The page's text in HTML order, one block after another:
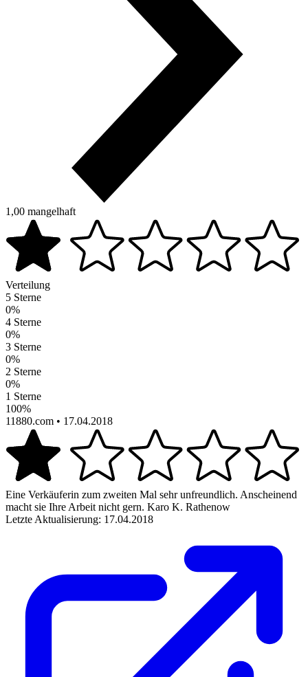
1,00 mangelhaft
Verteilung
5 Sterne
0%
4 Sterne
0%
3 Sterne
0%
2 Sterne
0%
1 Sterne
100%
11880.com • 17.04.2018
Eine Verkäuferin zum zweiten Mal sehr unfreundlich. Anscheinend
macht sie Ihre Arbeit nicht gern. Karo K. Rathenow
Letzte Aktualisierung: 17.04.2018